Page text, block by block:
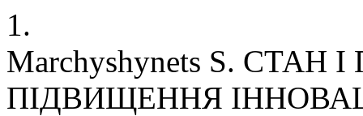
1.
Marchyshynets S. СТАН
ПІДВИЩЕННЯ